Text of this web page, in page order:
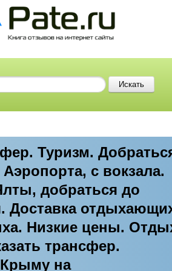
Туризм.
с вокзала.
добраться до
Доставка
Низкие цены.
трансфер.
на